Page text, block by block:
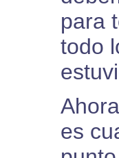
para
todo
es